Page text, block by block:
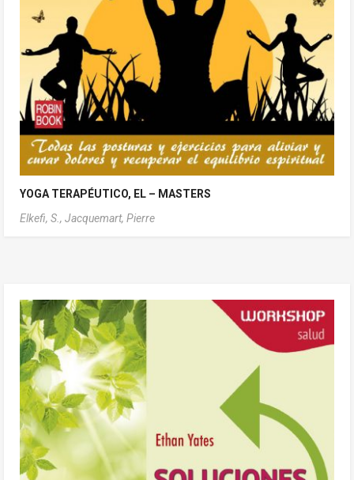
YOGA TERAPÉUTICO, EL – MASTERS
Elkefi, S., Jacquemart, Pierre